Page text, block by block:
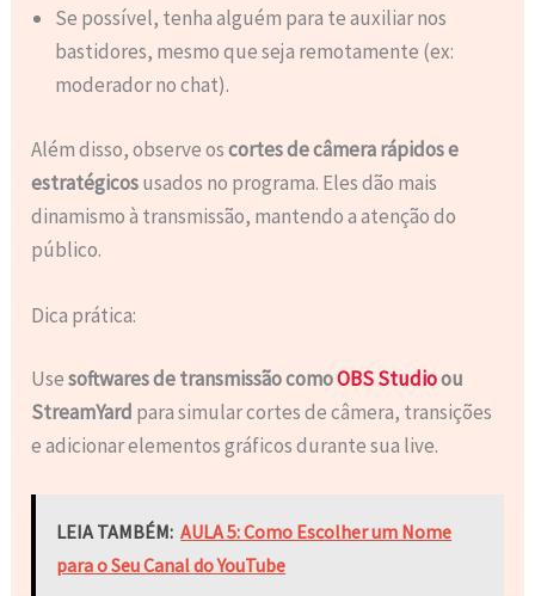
Se possível, tenha alguém para te auxiliar nos
bastidores, mesmo que seja remotamente (ex:
moderador no chat).
Além disso, observe oscortes de câmera rápidos e
estratégicosusados no programa. Eles dão mais
dinamismo à transmissão, mantendo a atenção do
público.
Dica prática:
Usesoftwares de transmissão comoOBS Studioou
StreamYard para simular cortes de câmera, transições
e adicionar elementos gráficos durante sua live.
LEIA TAMBÉM: AULA 5: Como Escolher um Nome
para o Seu Canal do YouTube